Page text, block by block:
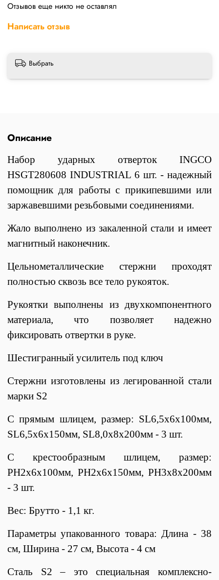
Отзывов еще никто не оставлял
Написать отзыв
Выбрать
Описание
Набор ударных отверток INGCO
HSGT280608 INDUSTRIAL 6 шт. - надежный
помощник для работы с прикипевшими или
заржавевшими резьбовыми соединениями.
Жало выполнено из закаленной стали и имеет
магнитный наконечник.
Цельнометаллические стержни проходят
полностью сквозь все тело рукояток.
Рукоятки выполнены из двухкомпонентного
материала, что позволяет надежно
фиксировать отвертки в руке.
Шестигранный усилитель под ключ
Стержни изготовлены из легированной стали
марки S2
С прямым шлицем, размер: SL6,5х6х100мм,
SL6,5х6х150мм, SL8,0х8х200мм - 3 шт.
С крестообразным шлицем, размер:
PH2х6х100мм, PH2х6х150мм, PH3х8х200мм
- 3 шт.
Вес: Брутто - 1,1 кг.
Параметры упакованного товара: Длина - 38
см, Ширина - 27 см, Высота - 4 см
Сталь S2 – это специальная комплексно-